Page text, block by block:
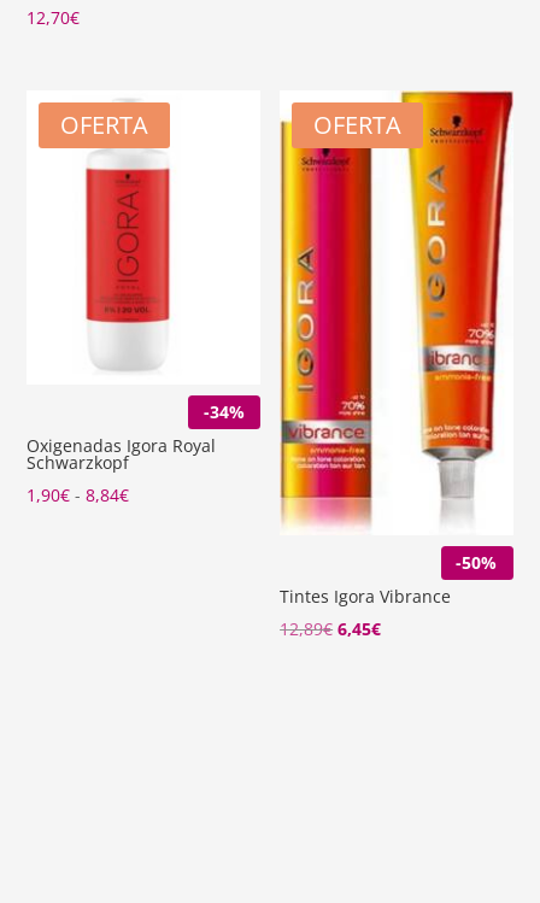
12,70€
9,97€.
OFERTA
-34%
Oxigenadas Igora Royal
Schwarzkopf
1,90€ - 8,84€Rango
OFERTA
-50%
Tintes Igora Vibrance
12,89€ El
6,45€El